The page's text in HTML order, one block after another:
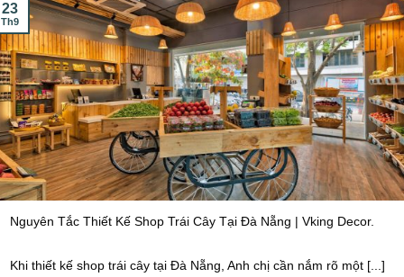
Nguyên Tắc Thiết Kế Shop Trái Cây Tại Đà Nẵng | Vking Decor.
Khi thiết kế shop trái cây tại Đà Nẵng, Anh chị cần nắm rõ một [...]
23
Th9